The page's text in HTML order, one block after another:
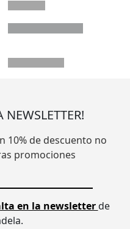
NEWSLETTER!
10% de descuento no
promociones
en la newsletterde